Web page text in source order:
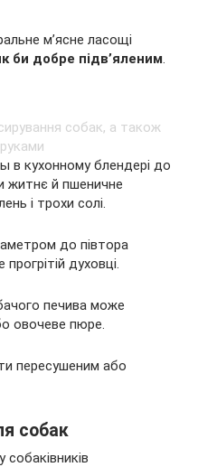
м’ясне ласощі
би добре підв’яленим.
в кухонному блендері до
житнє й пшеничне
і трохи солі.
до півтора
духовці.
печива може
овочеве пюре.
пересушеним або
собак
у собаківників